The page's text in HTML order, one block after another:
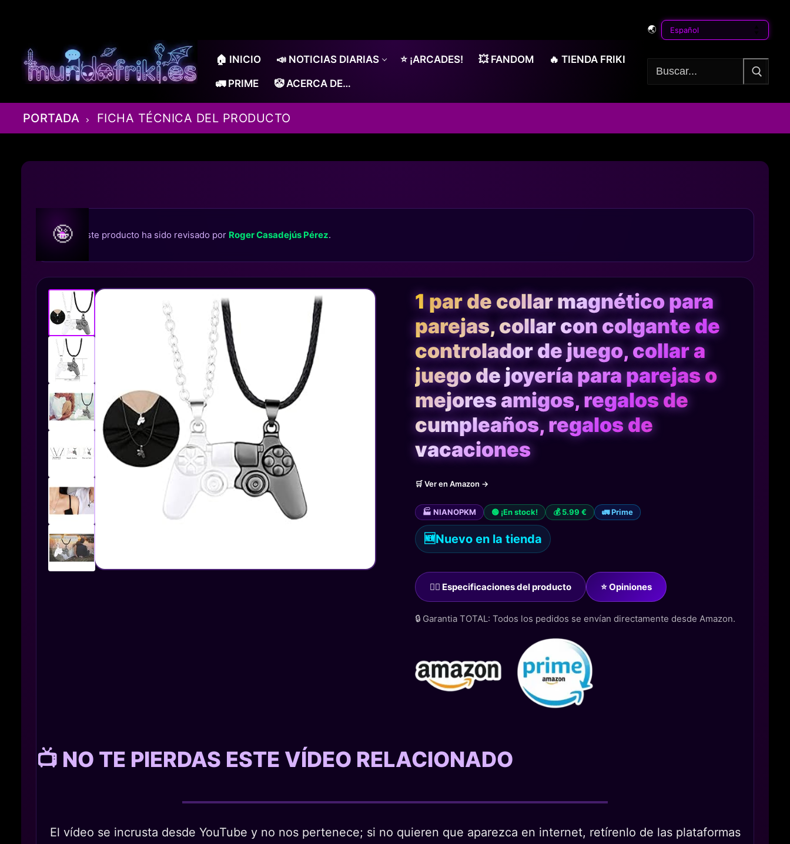
🌏
🏠 INICIO 📣 NOTICIAS DIARIAS ⭐ ¡ARCADES! 💥 FANDOM 🔥 TIENDA FRIKI
🚛 PRIME 🤡 ACERCA DE…
Buscar:
PORTADA FICHA TÉCNICA DEL PRODUCTO
🤪 Este producto ha sido revisado por Roger Casadejús Pérez.
1 par de collar magnético para
parejas, collar con colgante de
controlador de juego, collar a
juego de joyería para parejas o
mejores amigos, regalos de
cumpleaños, regalos de
vacaciones
🛒 Ver en Amazon →
🏭 NIANOPKM 🟢 ¡En stock! 💰 5.99 € 🚛 Prime
🆕Nuevo en la tienda
🙋‍♂️ Especificaciones del producto ⭐ Opiniones
🔒 Garantia TOTAL: Todos los pedidos se envían directamente desde Amazon.
📺 NO TE PIERDAS ESTE VÍDEO RELACIONADO
El vídeo se incrusta desde YouTube y no nos pertenece; si no quieren que aparezca en internet, retírenlo de las plataformas